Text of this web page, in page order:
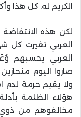
الكريم له. كل هذا
لكن هذه
العربي تغيرت كل
العربي يحسبهم
صاروا اليوم
ولا يقيم حرمة لدم
هؤلاء الظلمة
مخالفوهم من ذوي